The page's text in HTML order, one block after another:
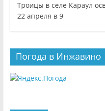
Троицы в селе Караул
22 апреля в 9
Погода в Инжавино